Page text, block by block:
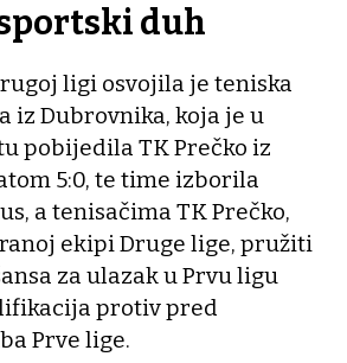
duh
ligi osvojila je teniska
iz Dubrovnika, koja je u
pobijedila TK Prečko iz
5:0, te time izborila
a tenisačima TK Prečko,
ekipi Druge lige, pružiti
za ulazak u Prvu ligu
protiv pred
Prve lige.